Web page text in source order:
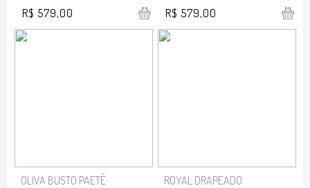
R$ 579,00 R$ 579,00
OLIVA BUSTO PAETÊ ROYAL DRAPEADO